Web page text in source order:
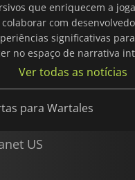
que enriquecem a
com
significativas
no espaço de narrativa
Ver todas as notícias
para Wartales
US